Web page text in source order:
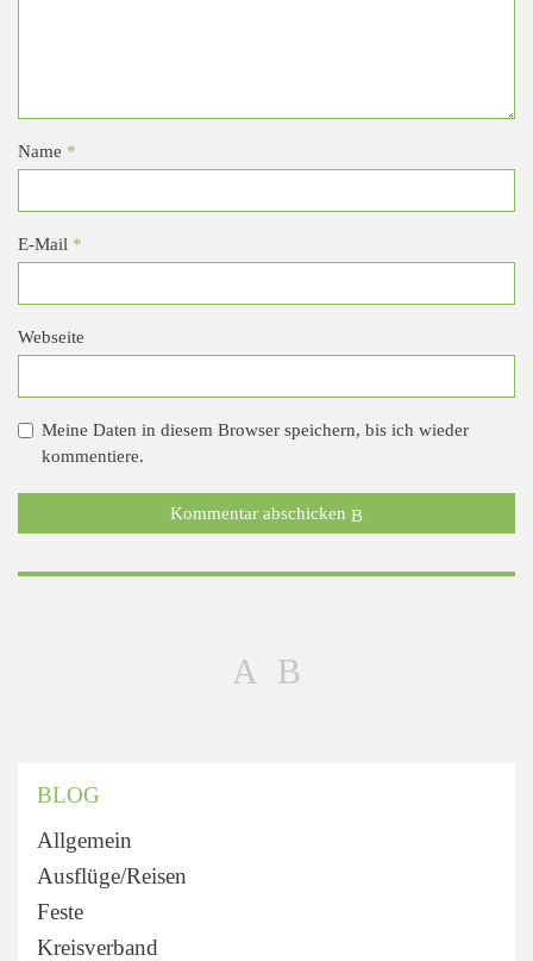
Name *
E-Mail *
Webseite
Meine Daten in diesem Browser speichern, bis ich wieder
kommentiere.
Kommentar abschicken
BLOG
Allgemein
Ausflüge/Reisen
Feste
Kreisverband